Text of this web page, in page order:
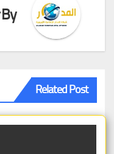
By
Related Post